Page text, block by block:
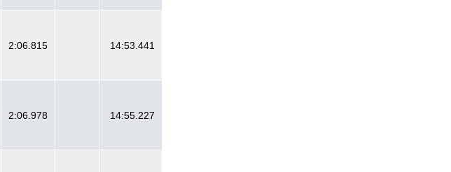
2:06.815 14:53.441
2:06.978 14:55.227